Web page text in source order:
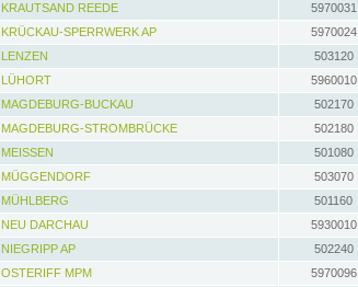
KRAUTSAND REEDE
5970031
KRÜCKAU-SPERRWERK AP
5970024
LENZEN
503120
LÜHORT
5960010
MAGDEBURG-BUCKAU
502170
MAGDEBURG-STROMBRÜCKE
502180
MEISSEN
501080
MÜGGENDORF
503070
MÜHLBERG
501160
NEU DARCHAU
5930010
NIEGRIPP AP
502240
OSTERIFF MPM
5970096